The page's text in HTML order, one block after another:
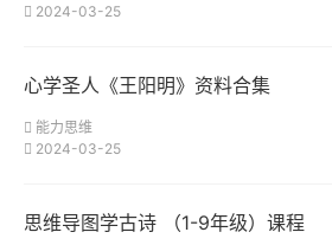
2024-03-25
心学圣人《王阳明》资料合集
能力思维
2024-03-25
思维导图学古诗 （1-9年级）课程